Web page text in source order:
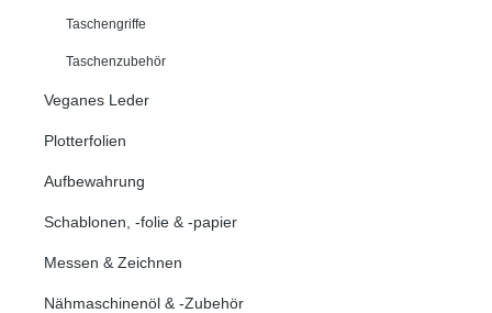
Taschengriffe
Taschenzubehör
Veganes Leder
Plotterfolien
Aufbewahrung
Schablonen, -folie & -papier
Messen & Zeichnen
Nähmaschinenöl & -Zubehör